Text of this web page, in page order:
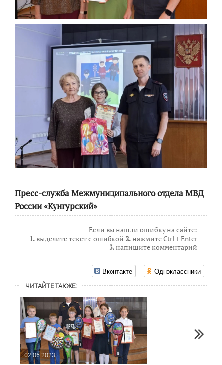
Пресс-служба Межмуниципального отдела МВД
России «Кунгурский»
Если вы нашли ошибку на сайте:
1.выделите текст с ошибкой 2.нажмите Ctrl + Enter
3.напишите комментарий
Вконтакте Одноклассники
ЧИТАЙТЕ ТАКЖЕ:
02.06.2023